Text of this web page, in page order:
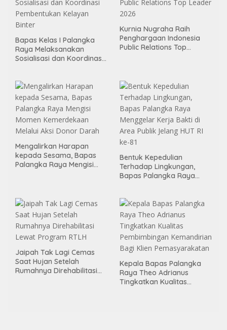
Bapas Kelas I Palangka
Raya Melaksanakan
Sosialisasi dan Koordinasi
Kurnia Nugraha Raih
Penghargaan Indonesia
Public Relations Top
Mengalirkan Harapan
kepada Sesama, Bapas
Palangka Raya Mengisi
Bentuk Kepedulian
Terhadap Lingkungan,
Bapas Palangka Raya
ke-81
Jaipah Tak Lagi Cemas
Saat Hujan Setelah
Rumahnya Direhabilitasi
Kepala Bapas Palangka
Raya Theo Adrianus
Tingkatkan Kualitas